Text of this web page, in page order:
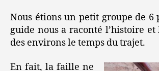
Nous étions un petit groupe de 6
guide nous a raconté l’histoire et
des environs le temps du trajet.
En fait, la faille ne